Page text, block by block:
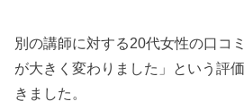
別の講師に対する20代女性の口コ
が大きく変わりました」という評
きました。